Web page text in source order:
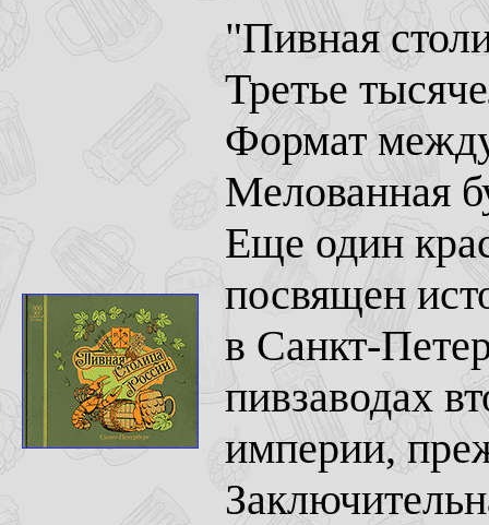
"Пивная
Третье
Формат
Мелованная
Еще один
посвящен
в Санкт-
пивзаводах
империи,